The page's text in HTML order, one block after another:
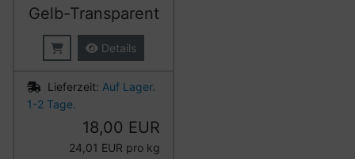
Gelb-Transparent
Details
Lieferzeit: Auf Lager.
1-2 Tage.
18,00 EUR
24,01 EUR pro kg